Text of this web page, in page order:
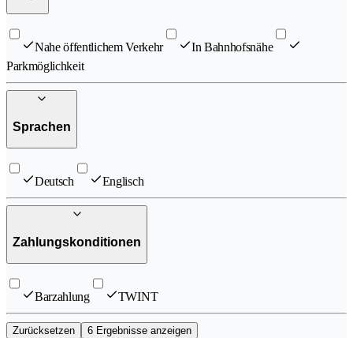
Nahe öffentlichem Verkehr
In Bahnhofsnähe
Parkmöglichkeit
Sprachen
Deutsch Englisch
Zahlungskonditionen
Barzahlung TWINT
Zurücksetzen 6 Ergebnisse anzeigen